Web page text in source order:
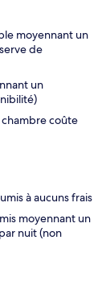
moyennant un
de
un
chambre coûte
à aucuns frais
moyennant un
nuit (non